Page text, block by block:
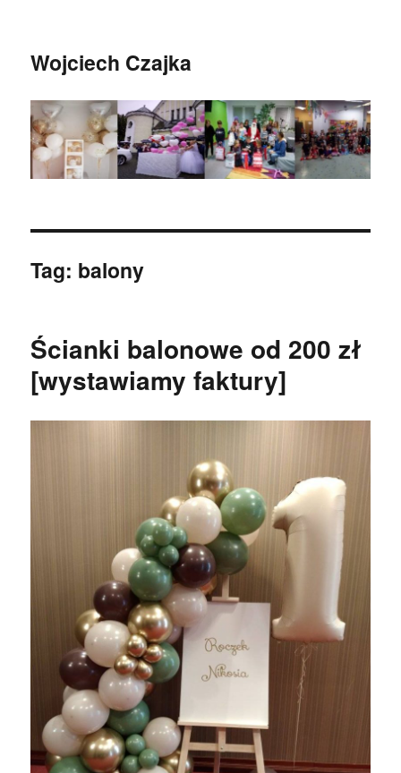
Wojciech Czajka
Tag: balony
Ścianki balonowe od 200 zł
[wystawiamy faktury]